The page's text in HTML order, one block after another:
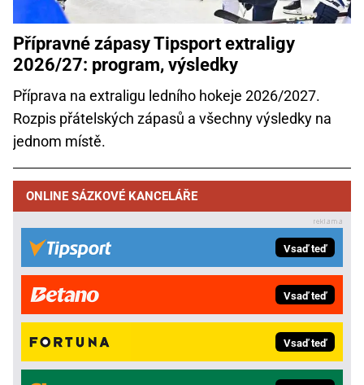
Přípravné zápasy Tipsport extraligy
2026/27: program, výsledky
Příprava na extraligu ledního hokeje 2026/2027.
Rozpis přátelských zápasů a všechny výsledky na
jednom místě.
ONLINE SÁZKOVÉ KANCELÁŘE
Vsaď teď
Vsaď teď
Vsaď teď